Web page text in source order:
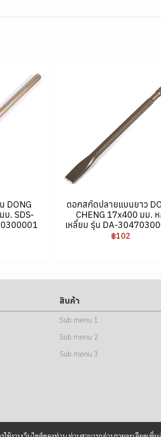
DONG
ม. SDS-
ดอกสกัดปลายแบนยาว
CHENG 17x400 มม.
เหลี่ยม รุ่น DA-
฿102
สินค้า
Sub menu 1
Sub menu 2
Sub menu 3